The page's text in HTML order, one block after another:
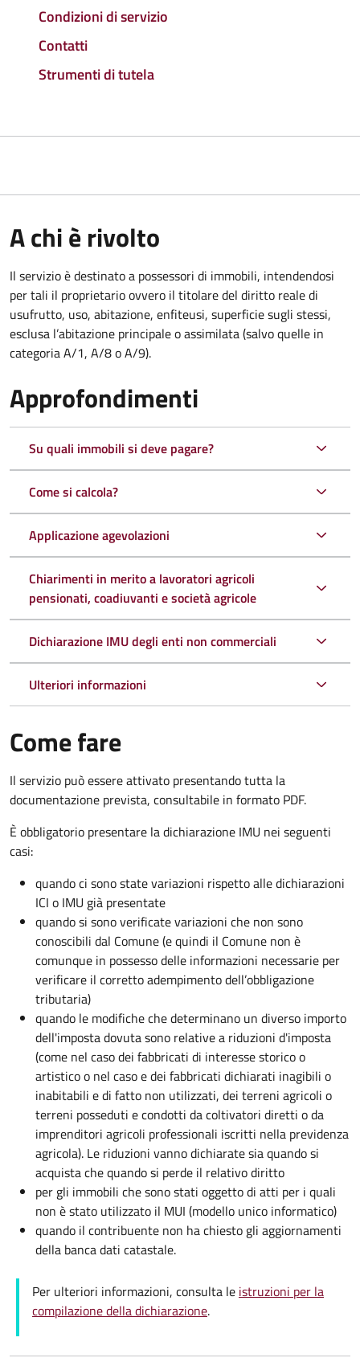
Condizioni di servizio
Contatti
Strumenti di tutela
A chi è rivolto
Il servizio è destinato a possessori di immobili, intendendosi
per tali il proprietario ovvero il titolare del diritto reale di
usufrutto, uso, abitazione, enfiteusi, superficie sugli stessi,
esclusa l’abitazione principale o assimilata (salvo quelle in
categoria A/1, A/8 o A/9).
Approfondimenti
Su quali immobili si deve pagare?
Come si calcola?
Applicazione agevolazioni
Chiarimenti in merito a lavoratori agricoli
pensionati, coadiuvanti e società agricole
Dichiarazione IMU degli enti non commerciali
Ulteriori informazioni
Come fare
Il servizio può essere attivato presentando tutta la
documentazione prevista, consultabile in formato PDF.
È obbligatorio presentare la dichiarazione IMU nei seguenti
casi:
quando ci sono state variazioni rispetto alle dichiarazioni
ICI o IMU già presentate
quando si sono verificate variazioni che non sono
conoscibili dal Comune (e quindi il Comune non è
comunque in possesso delle informazioni necessarie per
verificare il corretto adempimento dell’obbligazione
tributaria)
quando le modifiche che determinano un diverso importo
dell'imposta dovuta sono relative a riduzioni d'imposta
(come nel caso dei fabbricati di interesse storico o
artistico o nel caso e dei fabbricati dichiarati inagibili o
inabitabili e di fatto non utilizzati, dei terreni agricoli o
terreni posseduti e condotti da coltivatori diretti o da
imprenditori agricoli professionali iscritti nella previdenza
agricola). Le riduzioni vanno dichiarate sia quando si
acquista che quando si perde il relativo diritto
per gli immobili che sono stati oggetto di atti per i quali
non è stato utilizzato il MUI (modello unico informatico)
quando il contribuente non ha chiesto gli aggiornamenti
della banca dati catastale.
Per ulteriori informazioni, consulta le istruzioni per la
compilazione della dichiarazione.